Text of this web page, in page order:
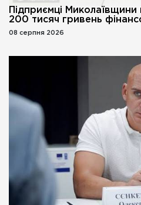
Підприємці
200 тисяч гривень
08 серпня 2026